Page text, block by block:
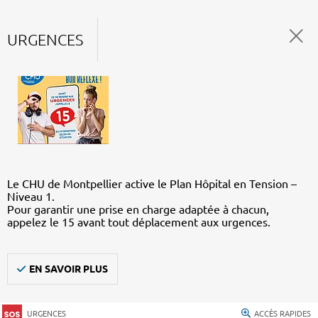
URGENCES
Le CHU de Montpellier active le Plan Hôpital en Tension –
Niveau 1.
Pour garantir une prise en charge adaptée à chacun,
appelez le 15 avant tout déplacement aux urgences.
EN SAVOIR PLUS
URGENCES ACCÈS RAPIDES